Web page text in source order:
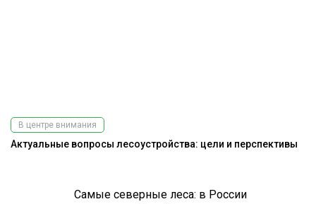
Самые северные леса: в России
В центре внимания
Актуальные вопросы лесоустройства: цели и перспективы